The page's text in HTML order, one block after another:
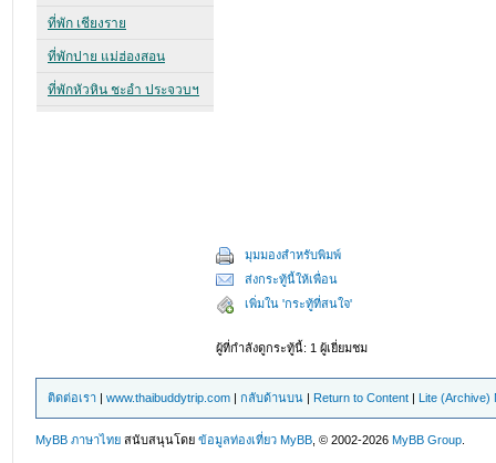
มุมมองสำหรับพิมพ์
ส่งกระทู้นี้ให้เพื่อน
เพิ่มใน 'กระทู้ที่สนใจ'
ผู้ที่กำลังดูกระทู้นี้: 1 ผู้เยี่ยมชม
ติดต่อเรา |www.thaibuddytrip.com |กลับด้านบน | Return to Content | Lite (Archive)
MyBB ภาษาไทย สนับสนุนโดยข้อมูลท่องเที่ยว MyBB , © 2002-2026MyBB Group